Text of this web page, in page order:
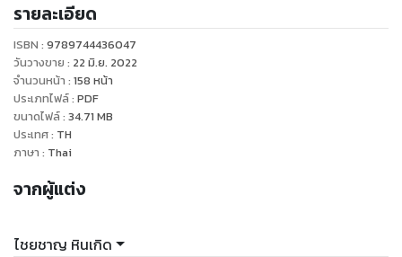
รายละเอียด
ISBN : 9789744436047
วันวางขาย : 22 มิ.ย. 2022
จำนวนหน้า : 158 หน้า
ประเภทไฟล์: PDF
ขนาดไฟล์: 34.71 MB
ประเทศ: TH
ภาษา : Thai
จากผู้แต่ง
ไชยชาญ หินเกิด